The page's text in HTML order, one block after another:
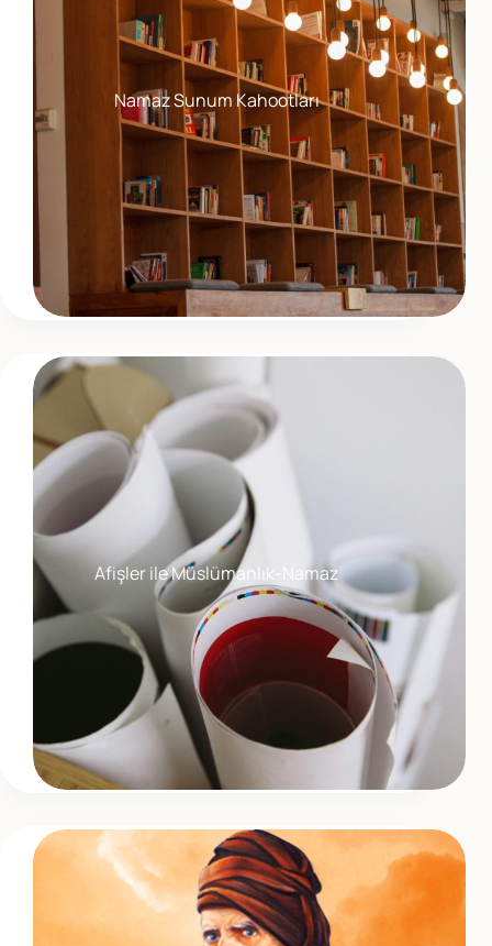
Namaz Sunum Kahootları
Afişler ile Müslümanlık-Namaz